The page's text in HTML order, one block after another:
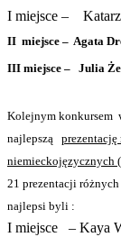
I miejsce –
II miejsce – Agata
III miejsce – Julia
Kolejnym konkursem
najlepszą
niemieckojęzycznych (
21 prezentacji
najlepsi byli :
I miejsce
– Kaya